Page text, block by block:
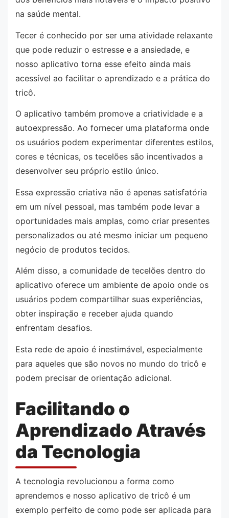
na saúde mental.
Tecer é conhecido por ser uma atividade relaxante
que pode reduzir o estresse e a ansiedade, e
nosso aplicativo torna esse efeito ainda mais
acessível ao facilitar o aprendizado e a prática do
tricô.
O aplicativo também promove a criatividade e a
autoexpressão. Ao fornecer uma plataforma onde
os usuários podem experimentar diferentes estilos,
cores e técnicas, os tecelões são incentivados a
desenvolver seu próprio estilo único.
Essa expressão criativa não é apenas satisfatória
em um nível pessoal, mas também pode levar a
oportunidades mais amplas, como criar presentes
personalizados ou até mesmo iniciar um pequeno
negócio de produtos tecidos.
Além disso, a comunidade de tecelões dentro do
aplicativo oferece um ambiente de apoio onde os
usuários podem compartilhar suas experiências,
obter inspiração e receber ajuda quando
enfrentam desafios.
Esta rede de apoio é inestimável, especialmente
para aqueles que são novos no mundo do tricô e
podem precisar de orientação adicional.
Facilitando o
Aprendizado Através
da Tecnologia
A tecnologia revolucionou a forma como
aprendemos e nosso aplicativo de tricô é um
exemplo perfeito de como pode ser aplicada para